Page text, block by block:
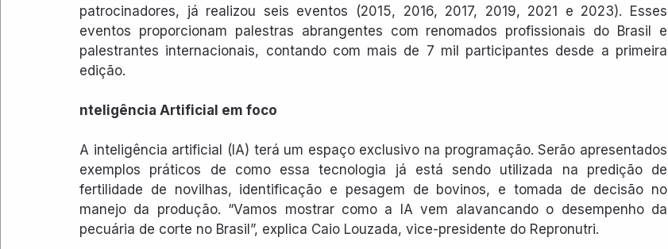
patrocinadores, já realizou seis eventos (2015, 2016, 2017, 2019, 2021 e 2023). Esses
eventos proporcionam palestras abrangentes com renomados profissionais do Brasil e
palestrantes internacionais, contando com mais de 7 mil participantes desde a primeira
edição.
nteligência Artificial em foco
A inteligência artificial (IA) terá um espaço exclusivo na programação. Serão apresentados
exemplos práticos de como essa tecnologia já está sendo utilizada na predição de
fertilidade de novilhas, identificação e pesagem de bovinos, e tomada de decisão no
manejo da produção. “Vamos mostrar como a IA vem alavancando o desempenho da
pecuária de corte no Brasil”, explica Caio Louzada, vice-presidente do Repronutri.